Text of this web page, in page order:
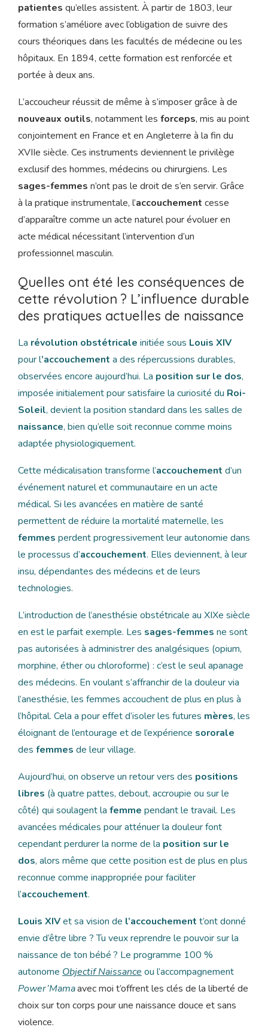
patientes qu’elles assistent. À partir de 1803, leur
formation s’améliore avec l’obligation de suivre des
cours théoriques dans les facultés de médecine ou les
hôpitaux. En 1894, cette formation est renforcée et
portée à deux ans.
L’accoucheur réussit de même à s’imposer grâce à de
nouveaux outils, notamment les forceps, mis au point
conjointement en France et en Angleterre à la fin du
XVIIe siècle. Ces instruments deviennent le privilège
exclusif des hommes, médecins ou chirurgiens. Les
sages-femmes n’ont pas le droit de s’en servir. Grâce
à la pratique instrumentale, l’accouchement cesse
d’apparaître comme un acte naturel pour évoluer en
acte médical nécessitant l’intervention d’un
professionnel masculin.
Quelles ont été les conséquences de
cette révolution ? L’influence durable
des pratiques actuelles de naissance
La révolution obstétricale initiée sous Louis XIV
pour l’accouchement a des répercussions durables,
observées encore aujourd’hui. La position sur le dos,
imposée initialement pour satisfaire la curiosité du Roi-
Soleil, devient la position standard dans les salles de
naissance, bien qu’elle soit reconnue comme moins
adaptée physiologiquement.
Cette médicalisation transforme l’accouchement d’un
événement naturel et communautaire en un acte
médical. Si les avancées en matière de santé
permettent de réduire la mortalité maternelle, les
femmes perdent progressivement leur autonomie dans
le processus d’accouchement. Elles deviennent, à leur
insu, dépendantes des médecins et de leurs
technologies.
L’introduction de l’anesthésie obstétricale au XIXe siècle
en est le parfait exemple. Les sages-femmes ne sont
pas autorisées à administrer des analgésiques (opium,
morphine, éther ou chloroforme) : c’est le seul apanage
des médecins. En voulant s’affranchir de la douleur via
l’anesthésie, les femmes accouchent de plus en plus à
l’hôpital. Cela a pour effet d’isoler les futures mères, les
éloignant de l’entourage et de l’expérience sororale
des femmes de leur village.
Aujourd’hui, on observe un retour vers des positions
libres (à quatre pattes, debout, accroupie ou sur le
côté) qui soulagent la femme pendant le travail. Les
avancées médicales pour atténuer la douleur font
cependant perdurer la norme de la position sur le
dos, alors même que cette position est de plus en plus
reconnue comme inappropriée pour faciliter
l’accouchement.
Louis XIVet sa vision de l’accouchement t’ont donné
envie d’être libre ? Tu veux reprendre le pouvoir sur la
naissance de ton bébé ? Le programme 100 %
autonome Objectif Naissance ou l’accompagnement
Power’Mamaavec moi t’offrent les clés de la liberté de
choix sur ton corps pour une naissance douce et sans
violence.